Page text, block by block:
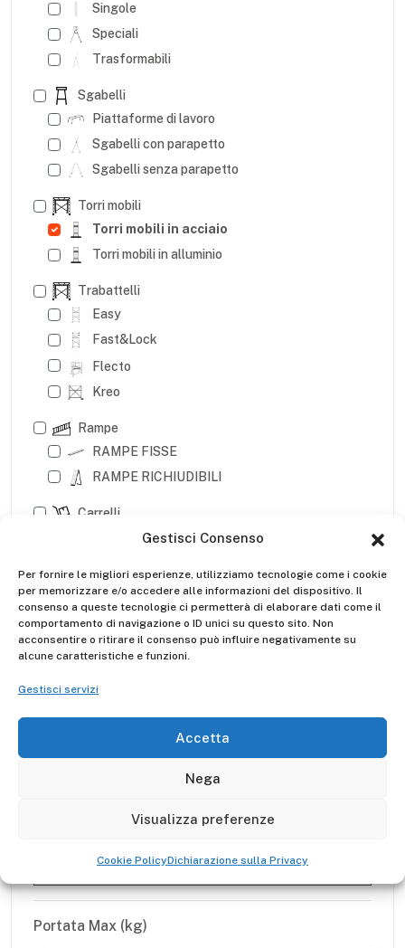
Gestisci Consenso
Per fornire le migliori esperienze, utilizziamo tecnologie come i cookie
per memorizzare e/o accedere alle informazioni del dispositivo. Il
consenso a queste tecnologie ci permetterà di elaborare dati come il
comportamento di navigazione o ID unici su questo sito. Non
acconsentire o ritirare il consenso può influire negativamente su
alcune caratteristiche e funzioni.
Gestisci servizi
Accetta
Nega
Visualizza preferenze
Cookie PolicyDichiarazione sulla Privacy
Singole
Speciali
Trasformabili
Sgabelli
Piattaforme di lavoro
Sgabelli con parapetto
Sgabelli senza parapetto
Torri mobili
Torri mobili in acciaio
Torri mobili in alluminio
Trabattelli
Easy
Fast&Lock
Flecto
Kreo
Rampe
RAMPE FISSE
RAMPE RICHIUDIBILI
Carrelli
CARRELLI LEGGERI
Per il tuo lavoro
Costruttore
Giardiniere
Portata Max (kg)